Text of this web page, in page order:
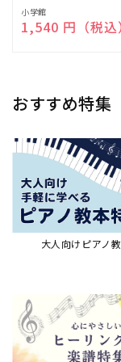
おすすめ記事